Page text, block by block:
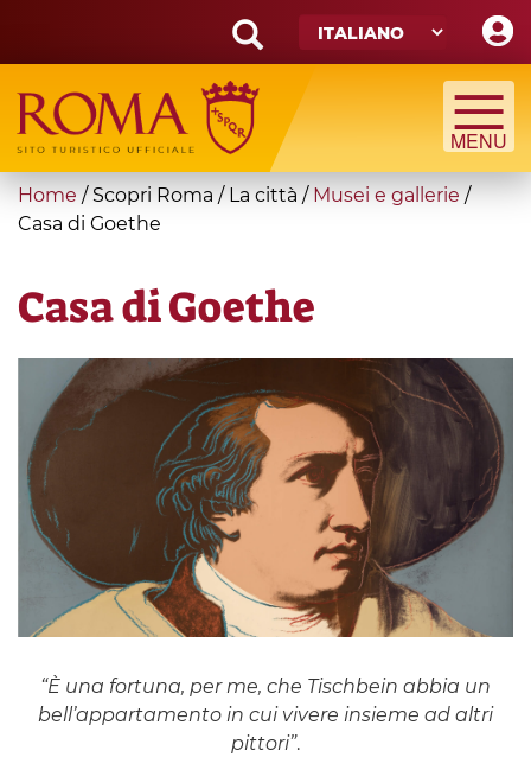
main
content
Search
form
Cerca
You
are
Home / Scopri Roma / La città / Musei e gallerie /
Casa di Goethe
Casa di Goethe
“È una fortuna, per me, che Tischbein abbia un
bell’appartamento in cui vivere insieme ad altri
pittori”.